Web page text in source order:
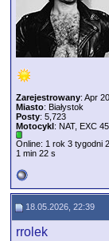
Zarejestrowany: Apr
Miasto: Białystok
Posty: 5,723
Motocykl: NAT, EXC
Online: 1 rok 3 tygodni
1 min 22 s
18.05.2026, 22:39
rrolek